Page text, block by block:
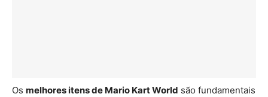
Os melhores itens de Mario Kart World são fundamentais